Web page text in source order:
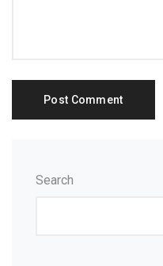
Search